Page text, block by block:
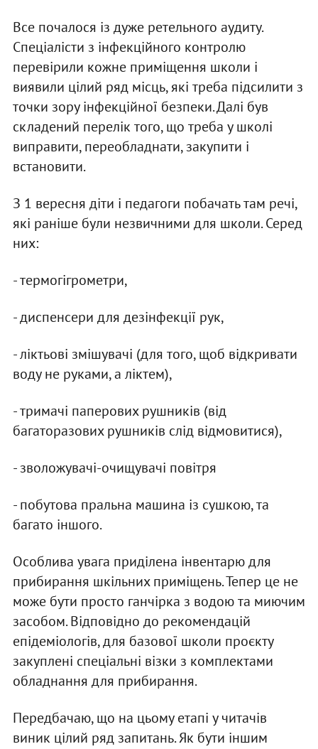
Все почалося із дуже ретельного аудиту.
Спеціалісти з інфекційного контролю
перевірили кожне приміщення школи і
виявили цілий ряд місць, які треба підсилити з
точки зору інфекційної безпеки. Далі був
складений перелік того, що треба у школі
виправити, переобладнати, закупити і
встановити.
З 1 вересня діти і педагоги побачать там речі,
які раніше були незвичними для школи. Серед
них:
- термогігрометри,
- диспенсери для дезінфекції рук,
- ліктьові змішувачі (для того, щоб відкривати
воду не руками, а ліктем),
- тримачі паперових рушників (від
багаторазових рушників слід відмовитися),
- зволожувачі-очищувачі повітря
- побутова пральна машина із сушкою, та
багато іншого.
Особлива увага приділена інвентарю для
прибирання шкільних приміщень. Тепер це не
може бути просто ганчірка з водою та миючим
засобом. Відповідно до рекомендацій
епідеміологів, для базової школи проєкту
закуплені спеціальні візки з комплектами
обладнання для прибирання.
Передбачаю, що на цьому етапі у читачів
виник цілий ряд запитань. Як бути іншим